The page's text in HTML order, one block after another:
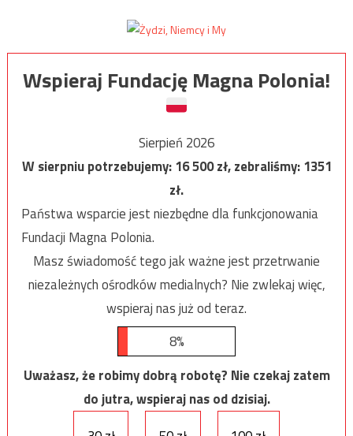
Wspieraj Fundację Magna Polonia!
Sierpień 2026
W sierpniu potrzebujemy:16 500zł, zebraliśmy:1351
zł.
Państwa wsparcie jest niezbędne dla funkcjonowania
Fundacji Magna Polonia.
Masz świadomość tego jak ważne jest przetrwanie
niezależnych ośrodków medialnych? Nie zwlekaj więc,
wspieraj nas już od teraz.
8%
Uważasz, że robimy dobrą robotę? Nie czekaj zatem
do jutra, wspieraj nas od dzisiaj.